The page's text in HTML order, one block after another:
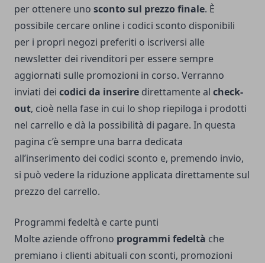
per ottenere uno sconto sul prezzo finale. È
possibile cercare online i codici sconto disponibili
per i propri negozi preferiti o iscriversi alle
newsletter dei rivenditori per essere sempre
aggiornati sulle promozioni in corso. Verranno
inviati dei codici da inserire direttamente al check-
out, cioè nella fase in cui lo shop riepiloga i prodotti
nel carrello e dà la possibilità di pagare. In questa
pagina c’è sempre una barra dedicata
all’inserimento dei codici sconto e, premendo invio,
si può vedere la riduzione applicata direttamente sul
prezzo del carrello.
Programmi fedeltà e carte punti
Molte aziende offrono programmi fedeltà che
premiano i clienti abituali con sconti, promozioni